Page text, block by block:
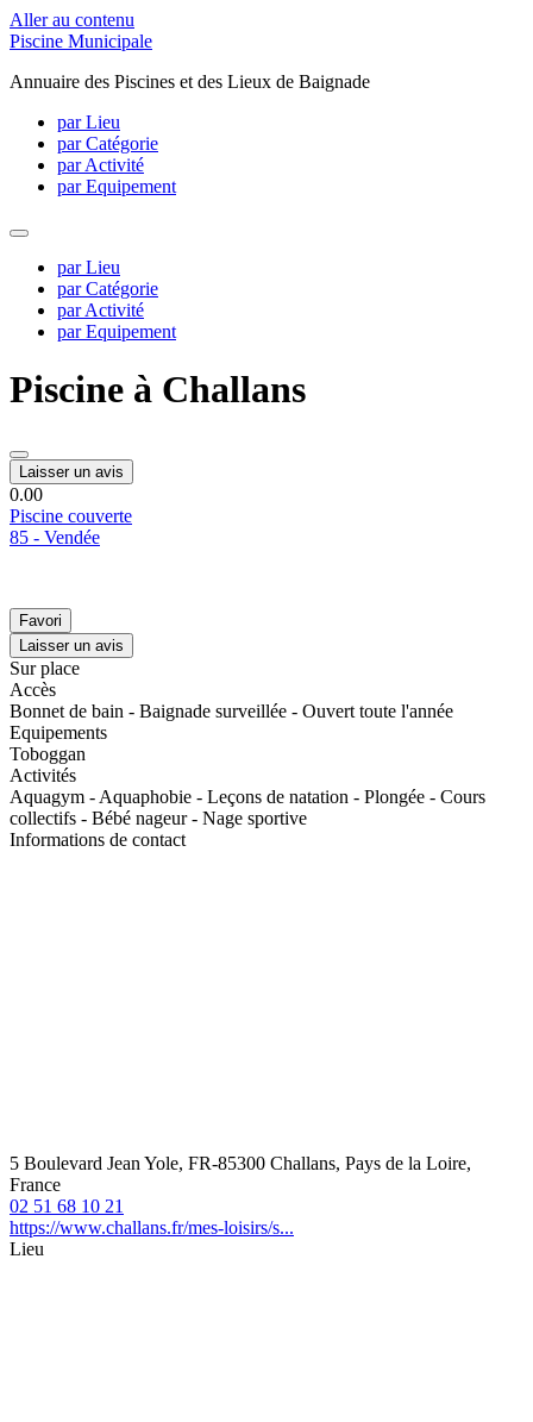
Aller au contenu
Piscine Municipale
Annuaire des Piscines et des Lieux de Baignade
par Lieu
par Catégorie
par Activité
par Equipement
par Lieu
par Catégorie
par Activité
par Equipement
Piscine à Challans
Laisser un avis
0.00
Piscine couverte
85 - Vendée
Favori
Laisser un avis
Sur place
Accès
Bonnet de bain - Baignade surveillée - Ouvert toute l'année
Equipements
Toboggan
Activités
Aquagym - Aquaphobie - Leçons de natation - Plongée - Cours
collectifs - Bébé nageur - Nage sportive
Informations de contact
5 Boulevard Jean Yole, FR-85300 Challans, Pays de la Loire,
France
02 51 68 10 21
https://www.challans.fr/mes-loisirs/s...
Lieu